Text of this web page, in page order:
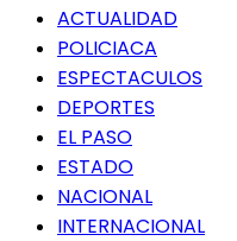
Menú
principal
ACTUALIDAD
POLICIACA
ESPECTACULOS
DEPORTES
EL PASO
ESTADO
NACIONAL
INTERNACIONAL